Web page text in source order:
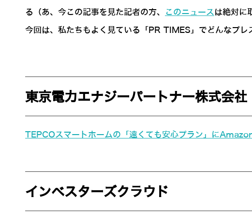
る（あ、今この記事を見た記者の方、
このニュースは絶対に
今回は、私たちもよく見ている「PR TIMES」でどんなプレ
東京電力エナジーパートナー株式会社
TEPCOスマートホームの「遠くても安心プラン」に
インベスターズクラウド